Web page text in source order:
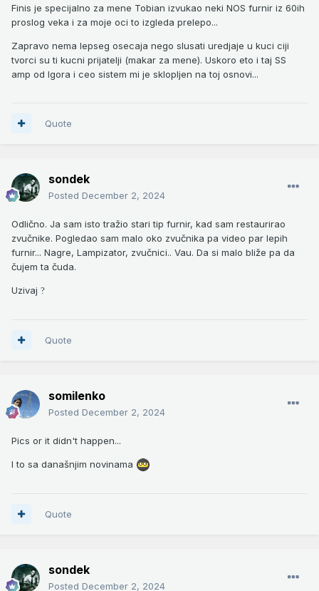
Finis je specijalno za mene Tobian izvukao neki NOS furnir iz 60ih
proslog veka i za moje oci to izgleda prelepo...
Zapravo nema lepseg osecaja nego slusati uredjaje u kuci ciji
tvorci su ti kucni prijatelji (makar za mene). Uskoro eto i taj SS
amp od Igora i ceo sistem mi je sklopljen na toj osnovi...
Quote
sondek
Posted December 2, 2024
Odlično. Ja sam isto tražio stari tip furnir, kad sam restaurirao
zvučnike. Pogledao sam malo oko zvučnika pa video par lepih
furnir... Nagre, Lampizator, zvučnici.. Vau. Da si malo bliže pa da
čujem ta čuda.
Uzivaj ?
Quote
somilenko
Posted December 2, 2024
Pics or it didn't happen...
I to sa današnjim novinama
Quote
sondek
Posted December 2, 2024